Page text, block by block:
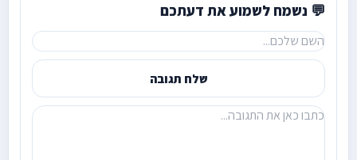
💬 נשמח לשמוע את דעתכם
שלח תגובה